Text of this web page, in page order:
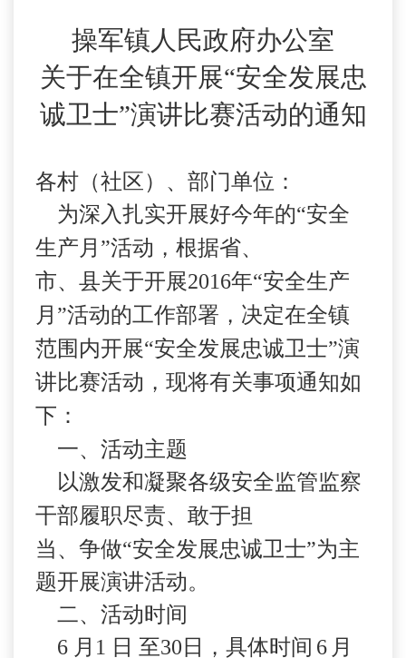
操军镇人民政府办公室
关于在全镇开展“安全发展忠
诚卫士”演讲比赛活动的通知
各村（社区）、部门单位：
为深入扎实开展好今年的“安全
生产月”活动，根据省、
市、县关于开展2016年“安全生产
月”活动的工作部署，决定在全镇
范围内开展“安全发展忠诚卫士”演
讲比赛活动，现将有关事项通知如
下：
一、活动主题
以激发和凝聚各级安全监管监察
干部履职尽责、敢于担
当、争做“安全发展忠诚卫士”为主
题开展演讲活动。
二、活动时间
6 月1 日 至30 日，具体时间 6 月